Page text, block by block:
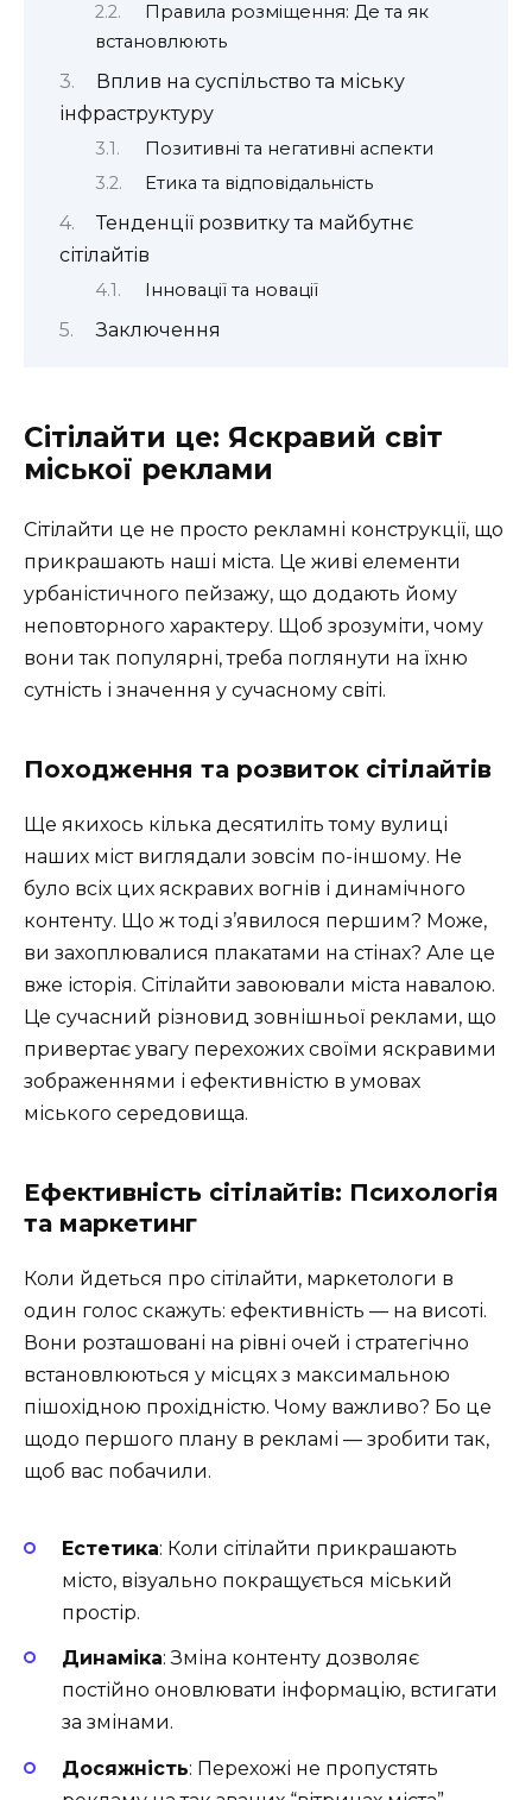
Правила розміщення: Де та як
встановлюють
Вплив на суспільство та міську
інфраструктуру
Позитивні та негативні аспекти
Етика та відповідальність
Тенденції розвитку та майбутнє
сітілайтів
Інновації та новації
Заключення
Сітілайти це: Яскравий світ
міської реклами
Сітілайти це не просто рекламні конструкції, що
прикрашають наші міста. Це живі елементи
урбаністичного пейзажу, що додають йому
неповторного характеру. Щоб зрозуміти, чому
вони так популярні, треба поглянути на їхню
сутність і значення у сучасному світі.
Походження та розвиток сітілайтів
Ще якихось кілька десятиліть тому вулиці
наших міст виглядали зовсім по-іншому. Не
було всіх цих яскравих вогнів і динамічного
контенту. Що ж тоді з’явилося першим? Може,
ви захоплювалися плакатами на стінах? Але це
вже історія. Сітілайти завоювали міста навалою.
Це сучасний різновид зовнішньої реклами, що
привертає увагу перехожих своїми яскравими
зображеннями і ефективністю в умовах
міського середовища.
Ефективність сітілайтів: Психологія
та маркетинг
Коли йдеться про сітілайти, маркетологи в
один голос скажуть: ефективність — на висоті.
Вони розташовані на рівні очей і стратегічно
встановлюються у місцях з максимальною
пішохідною прохідністю. Чому важливо? Бо це
щодо першого плану в рекламі — зробити так,
щоб вас побачили.
Естетика: Коли сітілайти прикрашають
місто, візуально покращується міський
простір.
Динаміка: Зміна контенту дозволяє
постійно оновлювати інформацію, встигати
за змінами.
Досяжність: Перехожі не пропустять